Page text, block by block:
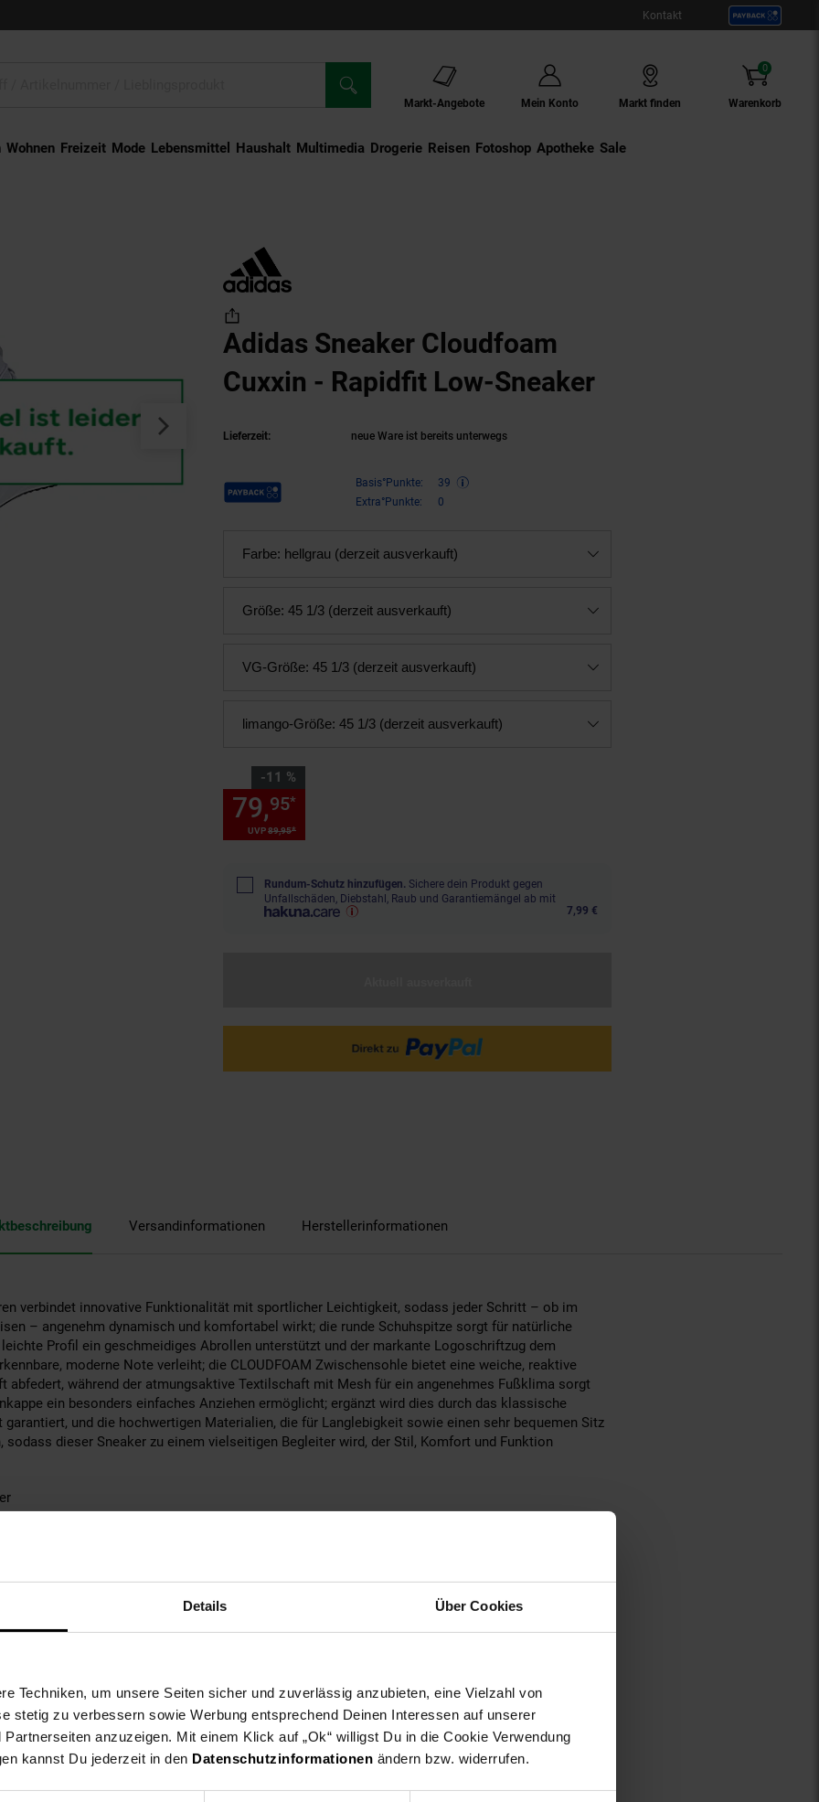
Details Über Cookies
Techniken, um unsere Seiten sicher und zuverlässig anzubieten, eine Vielzahl von
stetig zu verbessern sowie Werbung entsprechend Deinen Interessen auf unserer
anzuzeigen. Mit einem Klick auf „Ok“ willigst Du in die Cookie Verwendung
kannst Du jederzeit in den Datenschutzinformationen ändern bzw. widerrufen.
Kontakt
Markt-Angebote Mein Konto Markt finden Warenkorb
0
Artikel
Wohnen Freizeit Mode Lebensmittel Haushalt Multimedia Drogerie Externer Link:
Reisen Externer Link:
Fotoshop Externer Link:
Apotheke Sale
Adidas Sneaker Cloudfoam
Cuxxin - Rapidfit Low-Sneaker
Lieferzeit: neue Ware ist bereits unterwegs
Payback Punkte Basis°Punkte:
39
Extra°Punkte:
0
Farbe: hellgrau (derzeit ausverkauft)
Größe: 45 1/3 (derzeit ausverkauft)
VG-Größe: 45 1/3 (derzeit ausverkauft)
limango-Größe: 45 1/3 (derzeit ausverkauft)
-11 %
Sie Sparen 11 Prozent,
UVP89,95*
79,95*
Rundum-Schutz hinzufügen. Sichere dein Produkt gegen
Unfallschäden, Diebstahl, Raub und Garantiemängel ab mit
7,99 €
Versandinformationen Herstellerinformationen
verbindet innovative Funktionalität mit sportlicher Leichtigkeit, sodass jeder Schritt – ob im
– angenehm dynamisch und komfortabel wirkt; die runde Schuhspitze sorgt für natürliche
Profil ein geschmeidiges Abrollen unterstützt und der markante Logoschriftzug dem
moderne Note verleiht; die CLOUDFOAM Zwischensohle bietet eine weiche, reaktive
abfedert, während der atmungsaktive Textilschaft mit Mesh für ein angenehmes Fußklima sorgt
ein besonders einfaches Anziehen ermöglicht; ergänzt wird dies durch das klassische
und die hochwertigen Materialien, die für Langlebigkeit sowie einen sehr bequemen Sitz
dieser Sneaker zu einem vielseitigen Begleiter wird, der Stil, Komfort und Funktion
Synthetik; Futter: 100% Textil; Sohle: 100% abriebfester Gummi
keine Angabe
not_applicable